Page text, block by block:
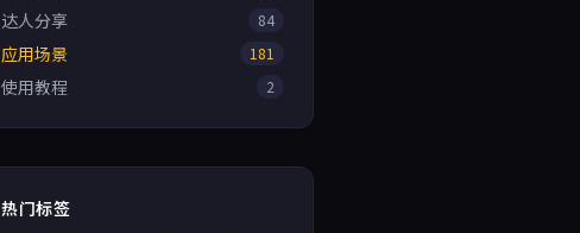
达人分享 84
应用场景 181
使用教程 2
热门标签